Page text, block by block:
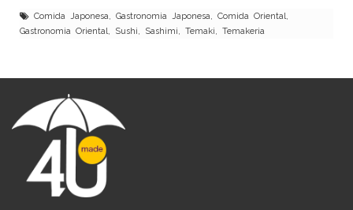
Comida Japonesa, Gastronomia Japonesa, Comida Oriental,
Gastronomia Oriental, Sushi, Sashimi, Temaki, Temakeria